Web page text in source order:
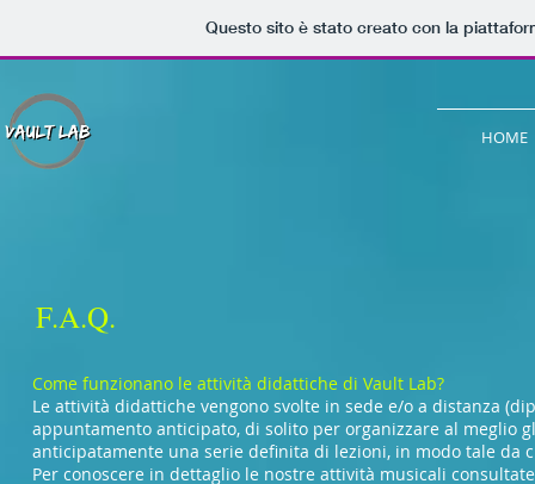
Questo sito è stato creato con la
HOME
F.A.Q.
​Come funzionano le attività didattiche di Vault Lab?
Le attività didattiche vengono svolte in sede e/o a distanza
appuntamento anticipato, di solito per organizzare al meglio
anticipatamente una serie definita di lezioni, in modo tale da
Per conoscere in dettaglio le nostre attività musicali